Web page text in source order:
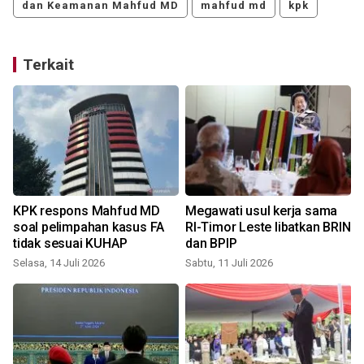
dan Keamanan Mahfud MD mahfud md kpk
Terkait
KPK respons Mahfud MD
soal pelimpahan kasus FA
tidak sesuai KUHAP
Selasa, 14 Juli 2026
Megawati usul kerja sama
RI-Timor Leste libatkan BRIN
dan BPIP
Sabtu, 11 Juli 2026